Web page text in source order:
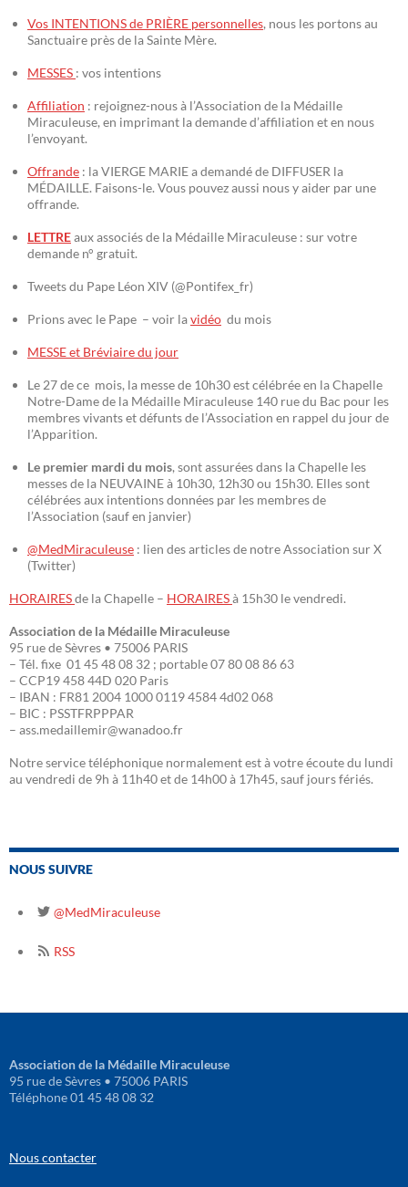
Vos INTENTIONS de PRIÈRE personnelles, nous les portons au
Sanctuaire près de la Sainte Mère.
MESSES : vos intentions
Affiliation : rejoignez-nous à l’Association de la Médaille
Miraculeuse, en imprimant la demande d’affiliation et en nous
l’envoyant.
Offrande : la VIERGE MARIE a demandé de DIFFUSER la
MÉDAILLE. Faisons-le. Vous pouvez aussi nous y aider par une
offrande.
LETTREaux associés de la Médaille Miraculeuse : sur votre
demande n° gratuit.
Tweets du Pape Léon XIV (@Pontifex_fr)
Prions avec le Pape – voir lavidéo du mois
MESSE et Bréviaire du jour
Le 27 de ce mois, la messe de 10h30 est célébrée en la Chapelle
Notre-Dame de la Médaille Miraculeuse 140 rue du Bac pour les
membres vivants et défunts de l’Association en rappel du jour de
l’Apparition.
Le premier mardi du mois, sont assurées dans la Chapelle les
messes de la NEUVAINE à 10h30, 12h30 ou 15h30. Elles sont
célébrées aux intentions données par les membres de
l’Association (sauf en janvier)
@MedMiraculeuse : lien des articles de notre Association sur X
(Twitter)
HORAIRESde la Chapelle – HORAIRESà 15h30 le vendredi.
Association de la Médaille Miraculeuse
95 rue de Sèvres • 75006 PARIS
– Tél. fixe 01 45 48 08 32 ; portable 07 80 08 86 63
– CCP19 458 44D 020 Paris
– IBAN : FR81 2004 1000 0119 4584 4d02 068
– BIC : PSSTFRPPPAR
– ass.medaillemir@wanadoo.fr
Notre service téléphonique normalement est à votre écoute du lundi
au vendredi de 9h à 11h40 et de 14h00 à 17h45, sauf jours fériés.
NOUS SUIVRE
@MedMiraculeuse
RSS
Association de la Médaille Miraculeuse
95 rue de Sèvres • 75006 PARIS
Téléphone 01 45 48 08 32
Nous contacter